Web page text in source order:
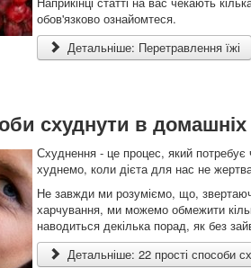
обов'язково ознайомтеся.
Детальніше: Перетравлення їжі
схуднути в
Схуднення - це процес, який
худнемо, коли дієта для нас не
Не завжди ми розуміємо, що,
харчування, ми можемо обмежити
наводиться декілька порад, як без
Детальніше: 22 прості способи